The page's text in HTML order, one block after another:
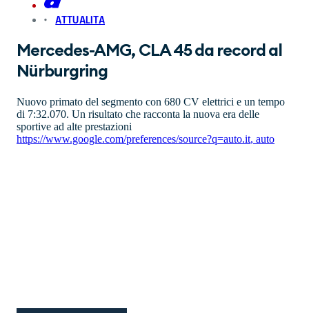
ATTUALITA
Mercedes-AMG, CLA 45 da record al
Nürburgring
Nuovo primato del segmento con 680 CV elettrici e un tempo
di 7:32.070. Un risultato che racconta la nuova era delle
sportive ad alte prestazioni
https://www.google.com/preferences/source?q=auto.it, auto